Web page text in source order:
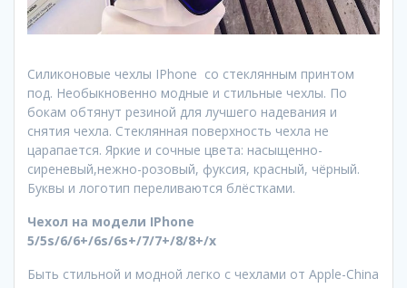
Силиконовые чехлы IPhone со стеклянным принтом
под. Необыкновенно модные и стильные чехлы. По
бокам обтянут резиной для лучшего надевания и
снятия чехла. Стеклянная поверхность чехла не
царапается. Яркие и сочные цвета: насыщенно-
сиреневый,нежно-розовый, фуксия, красный, чёрный.
Буквы и логотип переливаются блёстками.
Чехол на модели IPhone
5/5s/6/6+/6s/6s+/7/7+/8/8+/x
Быть стильной и модной легко с чехлами от Apple-China